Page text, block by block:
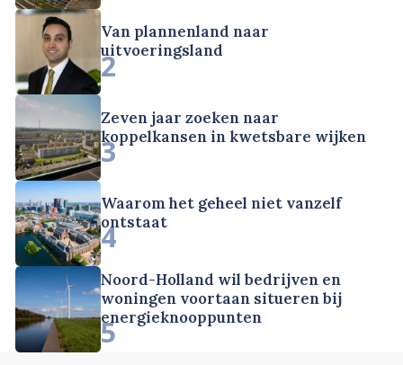
Van plannenland naar
uitvoeringsland
2
Zeven jaar zoeken naar
koppelkansen in kwetsbare wijken
3
Waarom het geheel niet vanzelf
ontstaat
4
Noord-Holland wil bedrijven en
woningen voortaan situeren bij
energieknooppunten
5